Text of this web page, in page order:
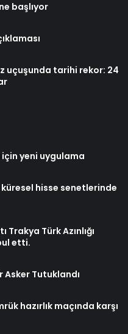
başlıyor
uçuşunda tarihi rekor: 24
için yeni uygulama
hisse senetlerinde
Trakya Türk Azınlığı
etti.
Asker Tutuklandı
hazırlık maçında karşı